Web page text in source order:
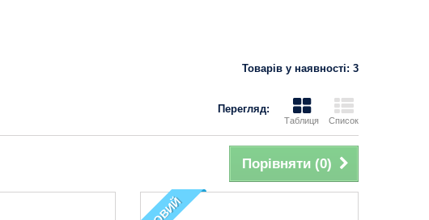
Товарів у наявності: 3
Перегляд:
Таблиця Список
Порівняти (0)